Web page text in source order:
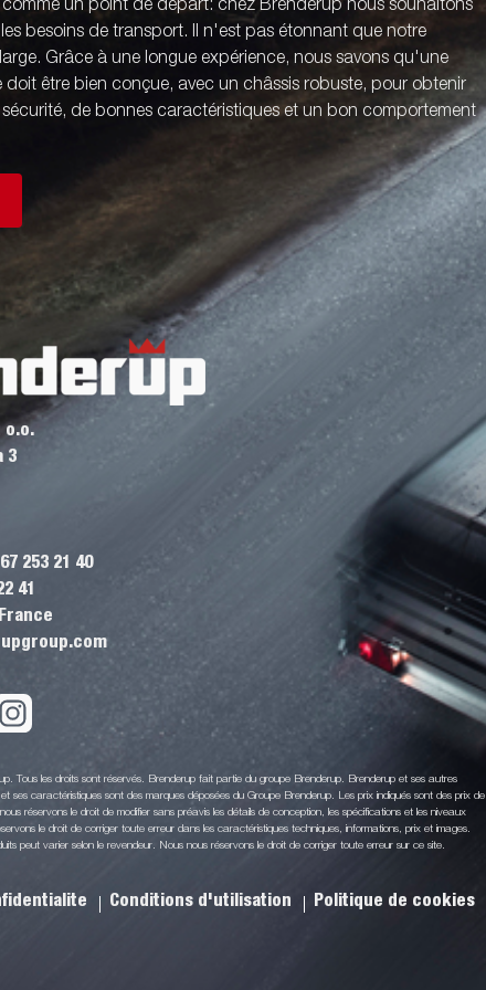
comme un point de départ: chez Brenderup nous souhaitons
besoins de transport. Il n'est pas étonnant que notre
Grâce à une longue expérience, nous savons qu'une
doit être bien conçue, avec un châssis robuste, pour obtenir
de bonnes caractéristiques et un bon comportement
o.o.
3
253 21 40
41
Tous les droits sont réservés. Brenderup fait partie du groupe Brenderup. Brenderup et ses autres
ses caractéristiques sont des marques déposées du Groupe Brenderup. Les prix indiqués sont des prix de
réservons le droit de modifier sans préavis les détails de conception, les spécifications et les niveaux
le droit de corriger toute erreur dans les caractéristiques techniques, informations, prix et images.
peut varier selon le revendeur. Nous nous réservons le droit de corriger toute erreur sur ce site.
Conditions d'utilisation
Politique de cookies